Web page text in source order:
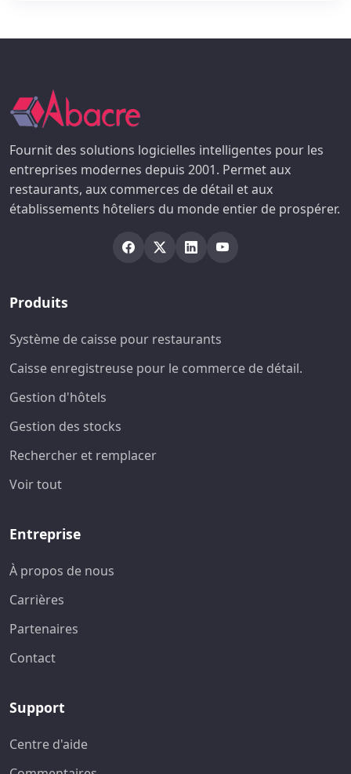
Fournit des solutions logicielles intelligentes pour les
entreprises modernes depuis 2001. Permet aux
restaurants, aux commerces de détail et aux
établissements hôteliers du monde entier de prospérer.
Produits
Système de caisse pour restaurants
Caisse enregistreuse pour le commerce de détail.
Gestion d'hôtels
Gestion des stocks
Rechercher et remplacer
Voir tout
Entreprise
À propos de nous
Carrières
Partenaires
Contact
Support
Centre d'aide